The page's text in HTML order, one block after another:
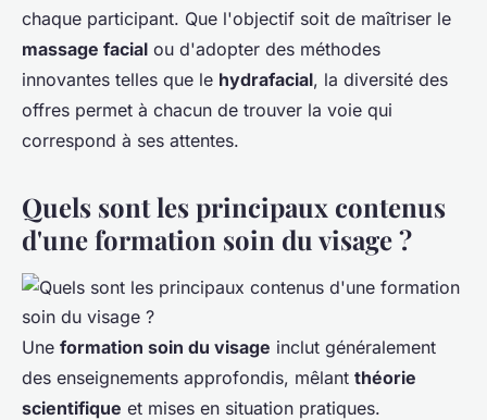
chaque participant. Que l'objectif soit de maîtriser le
massage facial ou d'adopter des méthodes
innovantes telles que le hydrafacial, la diversité des
offres permet à chacun de trouver la voie qui
correspond à ses attentes.
Quels sont les principaux contenus
d'une formation soin du visage ?
Une formation soin du visage inclut généralement
des enseignements approfondis, mêlant théorie
scientifique et mises en situation pratiques.